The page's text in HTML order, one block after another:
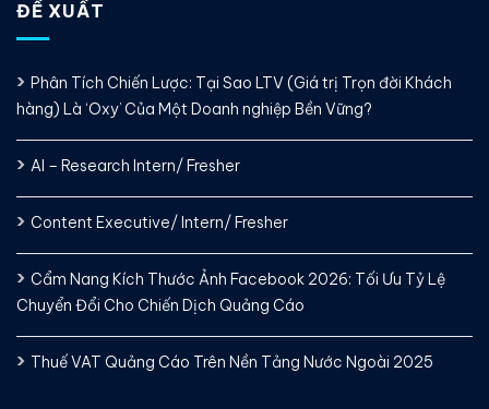
ĐỀ XUẤT
Phân Tích Chiến Lược: Tại Sao LTV (Giá trị Trọn đời Khách
hàng) Là ‘Oxy’ Của Một Doanh nghiệp Bền Vững?
AI – Research Intern/ Fresher
Content Executive/ Intern/ Fresher
Cẩm Nang Kích Thước Ảnh Facebook 2026: Tối Ưu Tỷ Lệ
Chuyển Đổi Cho Chiến Dịch Quảng Cáo
Thuế VAT Quảng Cáo Trên Nền Tảng Nước Ngoài 2025